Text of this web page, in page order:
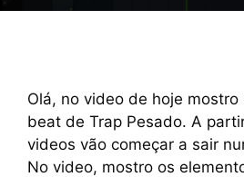
Olá, no video de hoje mostro
beat de Trap Pesado. A
videos vão começar a sair
No video, mostro os